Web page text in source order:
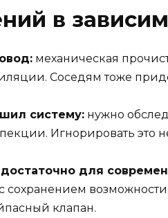
в
механическая
Соседям тоже
систему: нужно
Игнорировать это
для
сохранением
клапан.